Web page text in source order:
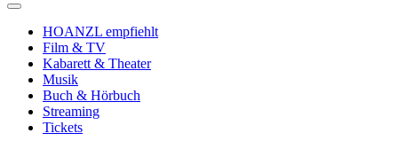
HOANZL empfiehlt
Film & TV
Kabarett & Theater
Musik
Buch & Hörbuch
Streaming
Tickets